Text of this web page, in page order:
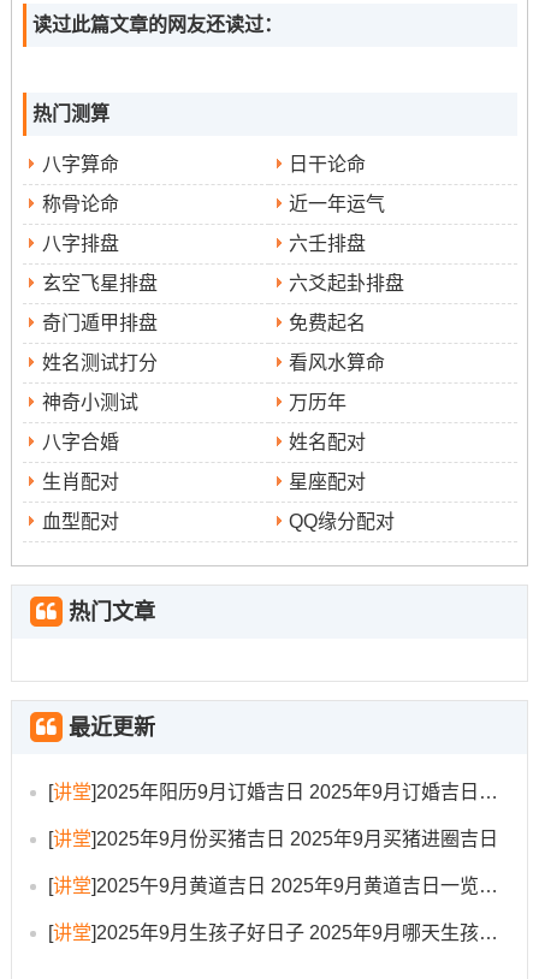
59）、丁亥时（21：00-22:59）
遴选建议
睦、事业通达、福气盈门！
2025年9月10日;星期三 -农历七月十九
冲煞:冲鼠煞北
宜忌:宜提车、结婚、开业
日神吉凶:金匮黄道日
遴选建议：金匮星照- 利于财富积累，此日提车对事业演
化与财运提升有主动寓意！
冲煞 ：冲虎煞南
徙；忌掘井、祈福、安床、开市、入宅
策并采取行动之人提车！
读过此篇文章的网友还读过：
热门测算
八字算命
日干论命
称骨论命
近一年运气
八字排盘
六壬排盘
玄空飞星排盘
六爻起卦排盘
奇门遁甲排盘
免费起名
姓名测试打分
看风水算命
神奇小测试
万历年
八字合婚
姓名配对
生肖配对
星座配对
血型配对
QQ缘分配对
热门文章
最近更新
[讲堂]2025年阳历9月订婚吉日 2025年9月订婚吉日有哪几天
[讲堂]2025年9月份买猪吉日 2025年9月买猪进圈吉日
[讲堂]2025午9月黄道吉日 2025年9月黄道吉日一览表大全
[讲堂]2025年9月生孩子好日子 2025年9月哪天生孩子比较好